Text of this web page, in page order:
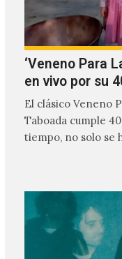
‘Veneno Para
en vivo por su
El clásico Veneno
Taboada cumple
tiempo, no solo se